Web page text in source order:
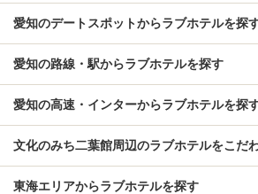
愛知のデートスポットからラブホテルを探
愛知の路線・駅からラブホテルを探す
愛知の高速・インターからラブホテルを探
文化のみち二葉館周辺のラブホテルをこだ
東海エリアからラブホテルを探す